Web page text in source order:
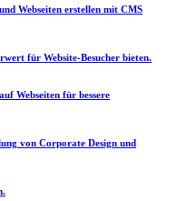
Webseiten erstellen mit CMS
für Website-Besucher bieten.
Webseiten für bessere
von Corporate Design und